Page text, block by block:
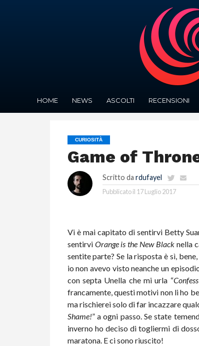
HOME NEWS ASCOLTI RECENSIONI
CURIOSITÀ
Game of
Scritto da rdufayel
Pubblicato il 17 Luglio 2017
Vi è mai capitato di sentirvi Betty
sentirvi Orange is the New Black nella
sentite parte? Se la risposta è sì,
io non avevo visto neanche un
con septa Unella che mi urla “
francamente, questi motivi non li ho
ma rischierei solo di far incazzare
Shame!” a ogni passo. Se state
inverno ho deciso di togliermi di
maratona. E ci sono riuscito!